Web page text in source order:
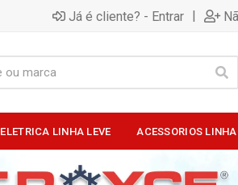
Já é cliente? - Entrar |
ELETRICA LINHA LEVE ACESSORIOS